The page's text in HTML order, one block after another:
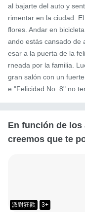
al bajarte del auto y
rimentar en la ciudad.
flores. Andar en
ando estás cansado de
esar a la puerta de la
rneada por la familia.
gran salón con un
e "Felicidad No. 8" no
En función de
creemos que te
派對狂歡 3+